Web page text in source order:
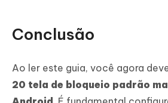
Conclusão
Ao ler este guia, você agora
20 tela de bloqueio padrão